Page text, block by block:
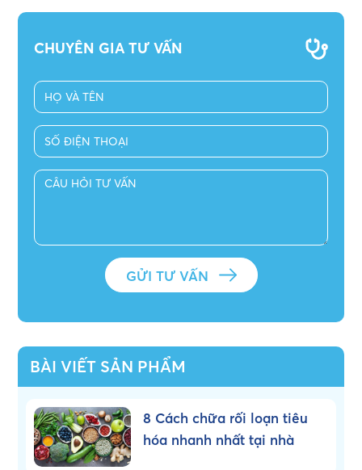
CHUYÊN GIA TƯ VẤN
BÀI VIẾT SẢN PHẨM
8 Cách chữa rối loạn tiêu
hóa nhanh nhất tại nhà